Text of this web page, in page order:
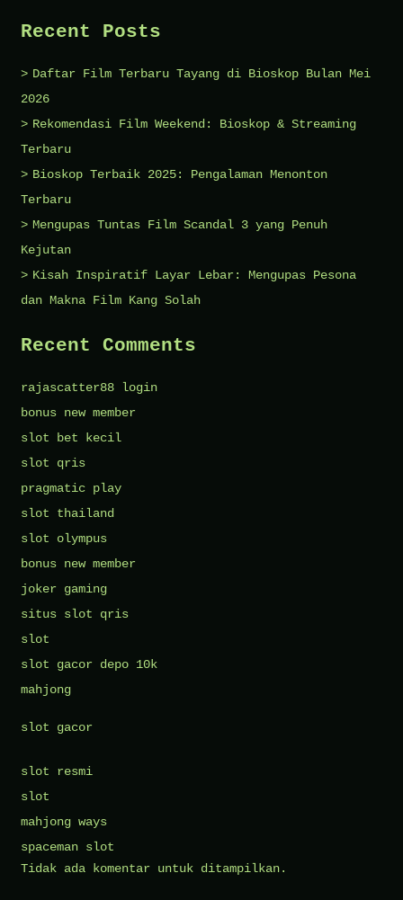
Changes
Recent Posts
Daftar Film Terbaru Tayang di Bioskop Bulan Mei
2026
Rekomendasi Film Weekend: Bioskop & Streaming
Terbaru
Bioskop Terbaik 2025: Pengalaman Menonton
Terbaru
Mengupas Tuntas Film Scandal 3 yang Penuh
Kejutan
Kisah Inspiratif Layar Lebar: Mengupas Pesona
dan Makna Film Kang Solah
Recent Comments
rajascatter88 login
bonus new member
slot bet kecil
slot qris
pragmatic play
slot thailand
slot olympus
bonus new member
joker gaming
situs slot qris
slot
slot gacor depo 10k
mahjong
slot gacor
slot resmi
slot
mahjong ways
spaceman slot
Tidak ada komentar untuk ditampilkan.